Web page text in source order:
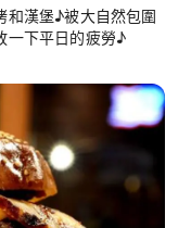
和漢堡♪被大自然包圍
一下平日的疲勞♪